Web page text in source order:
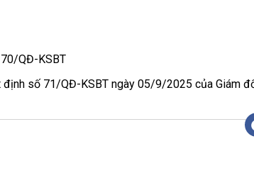
QĐ-KSBT
số 71/QĐ-KSBT ngày 05/9/2025 của Giám